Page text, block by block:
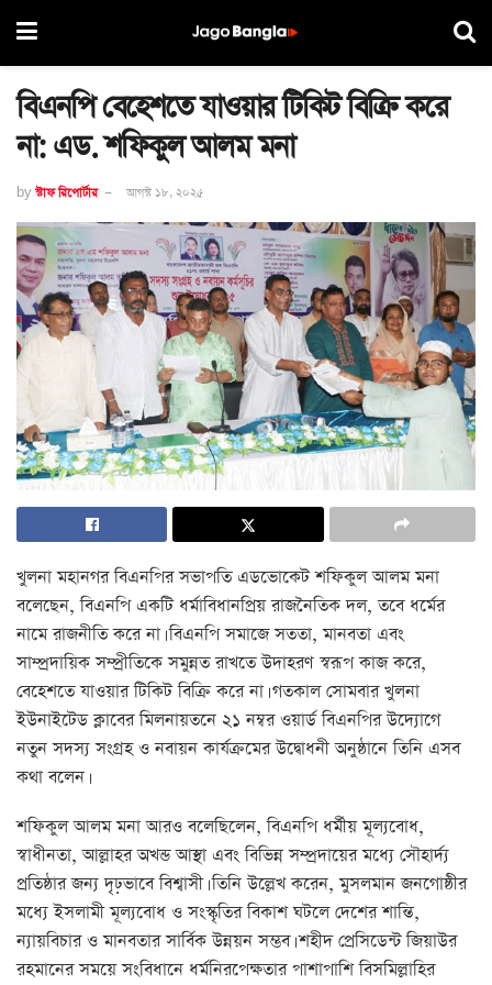
বিএনপি বেহেশতে যাওয়ার টিকিট বিক্রি করে
না: এড. শফিকুল আলম মনা
by স্টাফ রিপোর্টার আগস্ট ১৮, ২০২৫
খুলনা মহানগর বিএনপির সভাপতি এডভোকেট শফিকুল আলম মনা
বলেছেন, বিএনপি একটি ধর্মাবিধানপ্রিয় রাজনৈতিক দল, তবে ধর্মের
নামে রাজনীতি করে না। বিএনপি সমাজে সততা, মানবতা এবং
সাম্প্রদায়িক সম্প্রীতিকে সমুন্নত রাখতে উদাহরণ স্বরূপ কাজ করে,
বেহেশতে যাওয়ার টিকিট বিক্রি করে না। গতকাল সোমবার খুলনা
ইউনাইটেড ক্লাবের মিলনায়তনে ২১ নম্বর ওয়ার্ড বিএনপির উদ্যোগে
নতুন সদস্য সংগ্রহ ও নবায়ন কার্যক্রমের উদ্বোধনী অনুষ্ঠানে তিনি এসব
কথা বলেন।
শফিকুল আলম মনা আরও বলেছিলেন, বিএনপি ধর্মীয় মূল্যবোধ,
স্বাধীনতা, আল্লাহর অখন্ড আস্থা এবং বিভিন্ন সম্প্রদায়ের মধ্যে সৌহার্দ্য
প্রতিষ্ঠার জন্য দৃঢ়ভাবে বিশ্বাসী। তিনি উল্লেখ করেন, মুসলমান জনগোষ্ঠীর
মধ্যে ইসলামী মূল্যবোধ ও সংস্কৃতির বিকাশ ঘটলে দেশের শান্তি,
ন্যায়বিচার ও মানবতার সার্বিক উন্নয়ন সম্ভব। শহীদ প্রেসিডেন্ট জিয়াউর
রহমানের সময়ে সংবিধানে ধর্মনিরপেক্ষতার পাশাপাশি বিসমিল্লাহির